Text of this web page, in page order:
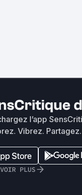
l’app
Vibrez. Partagez.
PLUS